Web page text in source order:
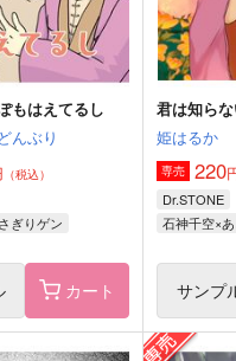
作品詳細 サンプ
もはえてるし
んぶり
（税込）
ぎりゲン
カート
君は知ら
姫はるか
専売 220
Dr.STONE
石神千空×
サンプ